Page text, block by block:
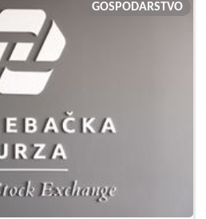
GOSPODARSTVO